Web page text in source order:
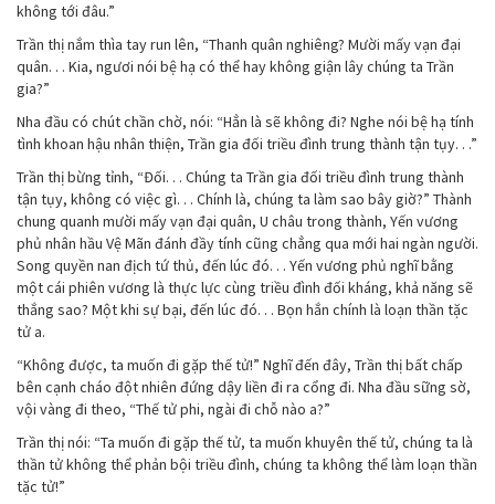
không tới đâu.”
Trần thị nắm thìa tay run lên, “Thanh quân nghiêng? Mười mấy vạn đại
quân. . . Kia, ngươi nói bệ hạ có thể hay không giận lây chúng ta Trần
gia?”
Nha đầu có chút chần chờ, nói: “Hẳn là sẽ không đi? Nghe nói bệ hạ tính
tình khoan hậu nhân thiện, Trần gia đối triều đình trung thành tận tụy. . .”
Trần thị bừng tỉnh, “Đối. . . Chúng ta Trần gia đối triều đình trung thành
tận tụy, không có việc gì. . . Chính là, chúng ta làm sao bây giờ?” Thành
chung quanh mười mấy vạn đại quân, U châu trong thành, Yến vương
phủ nhân hầu Vệ Mãn đánh đầy tính cũng chẳng qua mới hai ngàn người.
Song quyền nan địch tứ thủ, đến lúc đó. . . Yến vương phủ nghĩ bằng
một cái phiên vương là thực lực cùng triều đình đối kháng, khả năng sẽ
thắng sao? Một khi sự bại, đến lúc đó. . . Bọn hắn chính là loạn thần tặc
tử a.
“Không được, ta muốn đi gặp thế tử!” Nghĩ đến đây, Trần thị bất chấp
bên cạnh cháo đột nhiên đứng dậy liền đi ra cổng đi. Nha đầu sững sờ,
vội vàng đi theo, “Thế tử phi, ngài đi chỗ nào a?”
Trần thị nói: “Ta muốn đi gặp thế tử, ta muốn khuyên thế tử, chúng ta là
thần tử không thể phản bội triều đình, chúng ta không thể làm loạn thần
tặc tử!”